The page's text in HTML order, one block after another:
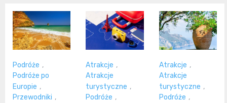
Podróże ,
Podróże po
Europie ,
Przewodniki ,
Atrakcje ,
Atrakcje
turystyczne ,
Podróże ,
Atrakcje ,
Atrakcje
turystyczne ,
Podróże ,